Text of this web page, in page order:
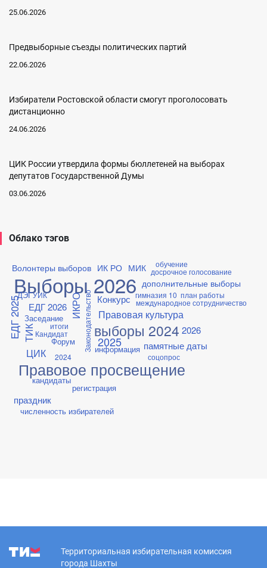
25.06.2026
Предвыборные съезды политических партий
22.06.2026
Избиратели Ростовской области смогут проголосовать
дистанционно
24.06.2026
ЦИК России утвердила формы бюллетеней на выборах
депутатов Государственной Думы
03.06.2026
Облако тэгов
Волонтеры выборов
Выборы 2026
ДЭГ
ЕДГ 2025 ЕДГ 2026 Законодательство
Заседание
ИК РО
ИКРО
Кандидат
Конкурс
МИК
Правовая культура
Правовое просвещение
ТИК
УИК
Форум
ЦИК
выборы 2024
гимназия 10
дополнительные выборы
досрочное голосование
информация
итоги
кандидаты
международное сотрудничество
обучение
памятные даты
план работы
праздник
регистрация
соцопрос
численность избирателей
2024
2025
2026
Территориальная избирательная комиссия
города Шахты